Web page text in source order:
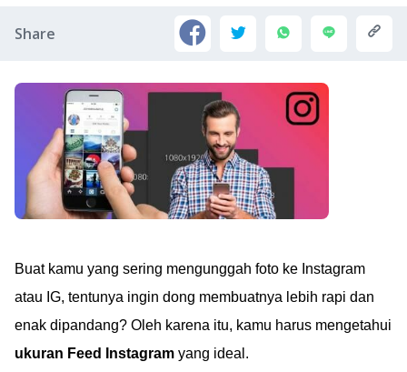
Share
Buat kamu yang sering mengunggah foto ke Instagram
atau IG, tentunya ingin dong membuatnya lebih rapi dan
enak dipandang? Oleh karena itu, kamu harus mengetahui
ukuran Feed Instagram yang ideal.